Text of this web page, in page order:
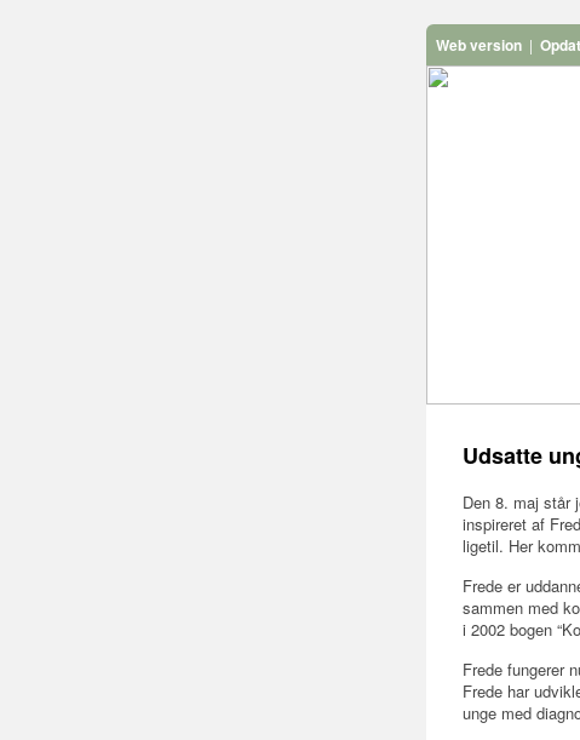
Web version |
Udsatte
Den 8. maj står
inspireret af
ligetil. Her
Frede er
sammen med
i 2002 bogen
Frede fungerer
Frede har
unge med